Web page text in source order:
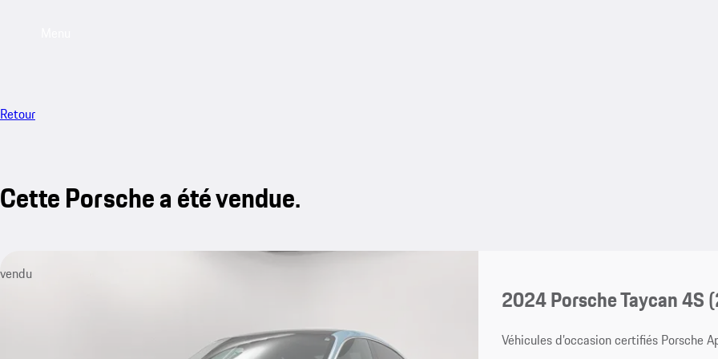
Retour
Cette Porsche a été vendue.
vendu
2024 Porsche Taycan 4S
Véhicules d’occasion certifiés Porsche